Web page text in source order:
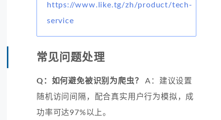
https://www.like.tg/zh/product/tech-
service
常见问题处理
Q：如何避免被识别为爬虫？
A：建议设置
随机访问间隔，配合真实用户行为模拟，成
功率可达97%以上。